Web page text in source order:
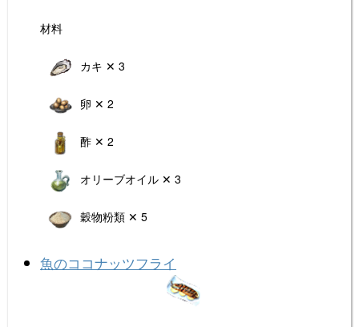
材料
カキ ✕ 3
卵 ✕ 2
酢 ✕ 2
オリーブオイル ✕ 3
穀物粉類 ✕ 5
魚のココナッツフライ